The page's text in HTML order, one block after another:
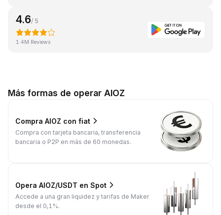
4.6/ 5
1.4M Reviews
Más formas de operar AIOZ
Compra AIOZ con fiat
Compra con tarjeta bancaria, transferencia
bancaria o P2P en más de 60 monedas.
Opera AIOZ/USDT en Spot
Accede a una gran liquidez y tarifas de Maker
desde el 0,1%.